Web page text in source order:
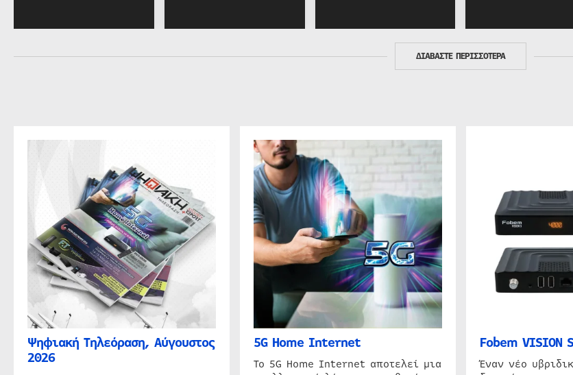
ΔΙΑΒΑΣΤΕ ΠΕΡΙΣΣΟΤΕΡΑ
Ψηφιακή Τηλεόραση, Αύγουστος
2026
5G Home Internet
Το 5G Home Internet αποτελεί μια
Fobem VISION S
Έναν νέο